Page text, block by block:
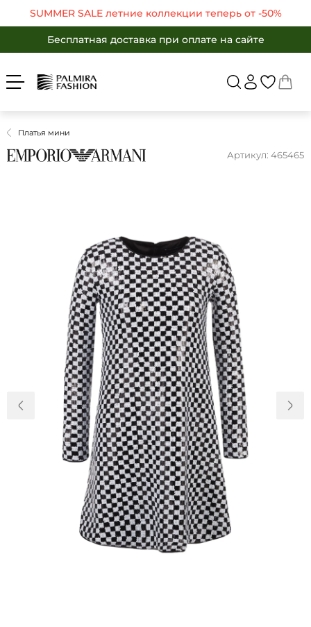
SUMMER SALE летние коллекции теперь от -50%
SUMMER SALE летние коллекции теперь от -50%
Бесплатная доставка при оплате на сайте
Бесплатная доставка при оплате на сайте
Войти Укр Рус
ЖЕНЩИНАММУЖЧИНАМ
ОБУВЬ
Избранные товары
Корзина
О нас
Доставка и
оплата
Новости
Возвращение
и обмен
Откуда о
магазине
Вопросы и
ответы
Контакты
Palmira Club
Уход
+38(050)4840005
Вернуться в
Каталог
OUTLET
Платья мини
Артикул: 465465